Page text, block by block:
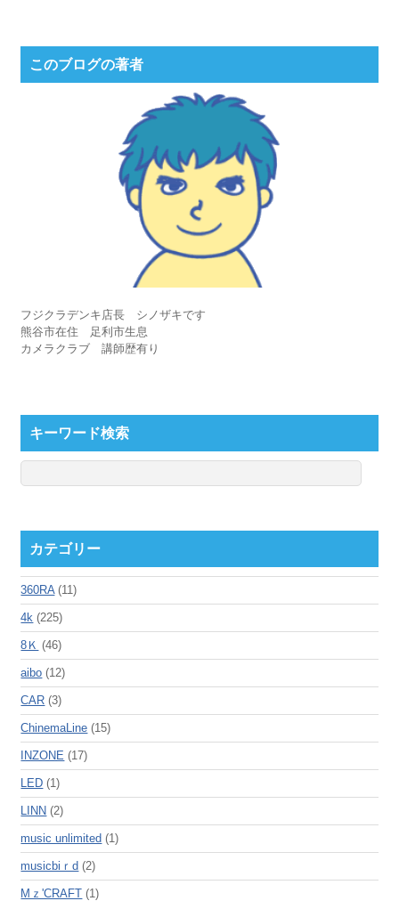
このブログの著者
フジクラデンキ店長 シノザキです
熊谷市在住 足利市生息
カメラクラブ 講師歴有り
キーワード検索
カテゴリー
360RA(11)
4k (225)
8Ｋ (46)
aibo (12)
CAR (3)
ChinemaLine (15)
INZONE (17)
LED (1)
LINN (2)
music unlimited (1)
musicbiｒd (2)
Mｚ'CRAFT (1)